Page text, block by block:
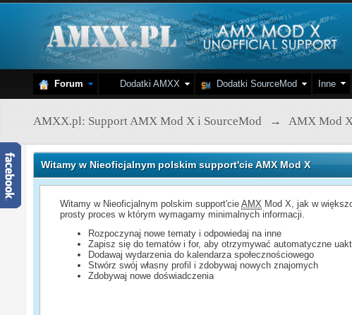
Forum Dodatki AMXX Dodatki SourceMod Inne
AMXX.pl: Support AMX Mod X i SourceMod → AMX Mod X
Witamy w Nieoficjalnym polskim support'cie AMX Mod X
Witamy w Nieoficjalnym polskim support'cieAMX Mod X, jak w
prosty proces w którym wymagamy minimalnych informacji.
Rozpoczynaj nowe tematy i odpowiedaj na inne
Zapisz się do tematów i for, aby otrzymywać automatyczne
Dodawaj wydarzenia do kalendarza społecznościowego
Stwórz swój własny profil i zdobywaj nowych znajomych
Zdobywaj nowe doświadczenia